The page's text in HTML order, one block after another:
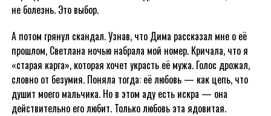
не болезнь. Это выбор.
А потом грянул скандал. Узнав, что Дима рассказал мне о её
прошлом, Светлана ночью набрала мой номер. Кричала, что я
«старая карга», которая хочет украсть её мужа. Голос дрожал,
словно от безумия. Поняла тогда: её любовь — как цепь, что
душит моего мальчика. Но в этом аду есть искра — она
действительно его любит. Только любовь эта ядовитая.